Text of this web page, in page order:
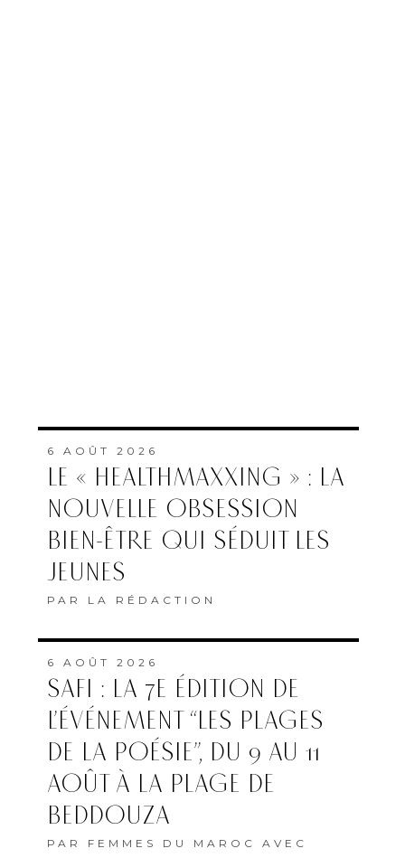
6 AOÛT 2026
LE « HEALTHMAXXING » : LA
NOUVELLE OBSESSION
BIEN-ÊTRE QUI SÉDUIT LES
JEUNES
PAR LA RÉDACTION
6 AOÛT 2026
SAFI : LA 7E ÉDITION DE
L’ÉVÉNEMENT “LES PLAGES
DE LA POÉSIE”, DU 9 AU 11
AOÛT À LA PLAGE DE
BEDDOUZA
PAR FEMMES DU MAROC AVEC